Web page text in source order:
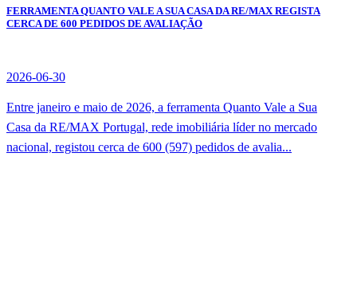
FERRAMENTA QUANTO VALE A SUA CASA DA RE/MAX REGISTA
CERCA DE 600 PEDIDOS DE AVALIAÇÃO
2026-06-30
Entre janeiro e maio de 2026, a ferramenta Quanto Vale a Sua
Casa da RE/MAX Portugal, rede imobiliária líder no mercado
nacional, registou cerca de 600 (597) pedidos de avalia...